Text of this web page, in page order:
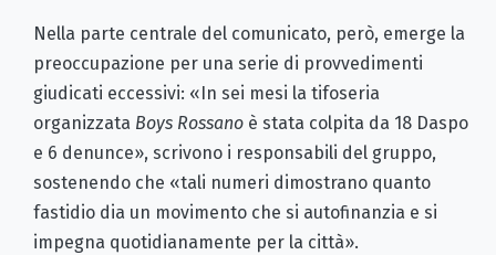
Nella parte centrale del comunicato, però, emerge la
preoccupazione per una serie di provvedimenti
giudicati eccessivi: «In sei mesi la tifoseria
organizzata Boys Rossano è stata colpita da 18 Daspo
e 6 denunce», scrivono i responsabili del gruppo,
sostenendo che «tali numeri dimostrano quanto
fastidio dia un movimento che si autofinanzia e si
impegna quotidianamente per la città».